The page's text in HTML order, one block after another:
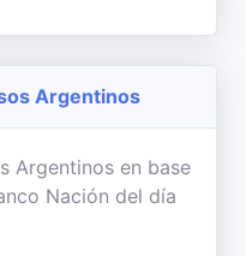
Argentinos
Argentinos en base
Nación del día